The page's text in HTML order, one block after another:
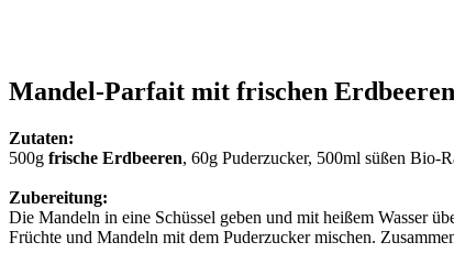
Mandel-Parfait mit frischen Erdbeeren
Zutaten:
500g frische Erdbeeren, 60g Puderzucker, 500ml süßen Bio-
Zubereitung:
Die Mandeln in eine Schüssel geben und mit heißem Wasser
Früchte und Mandeln mit dem Puderzucker mischen.